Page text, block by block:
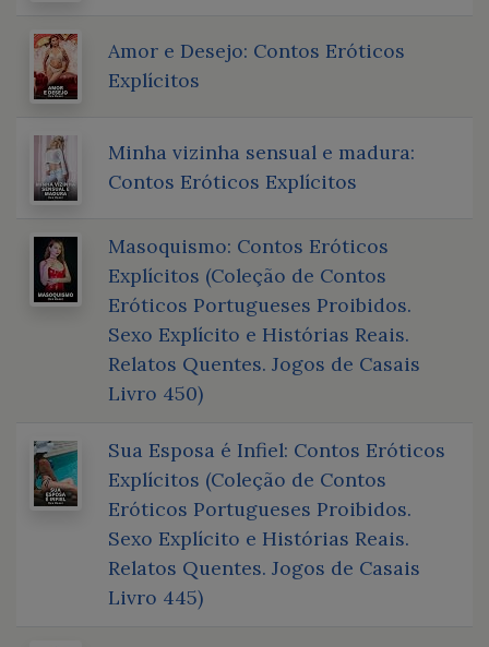
Amor e Desejo: Contos Eróticos
Explícitos
Minha vizinha sensual e madura:
Contos Eróticos Explícitos
Masoquismo: Contos Eróticos
Explícitos (Coleção de Contos
Eróticos Portugueses Proibidos.
Sexo Explícito e Histórias Reais.
Relatos Quentes. Jogos de Casais
Livro 450)
Sua Esposa é Infiel: Contos Eróticos
Explícitos (Coleção de Contos
Eróticos Portugueses Proibidos.
Sexo Explícito e Histórias Reais.
Relatos Quentes. Jogos de Casais
Livro 445)